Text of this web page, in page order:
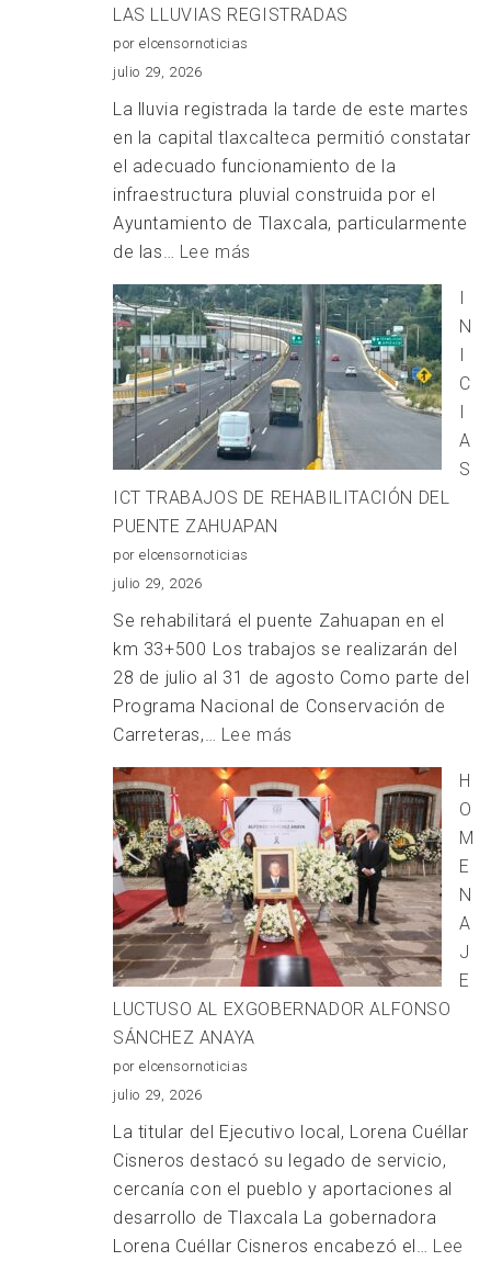
LAS LLUVIAS REGISTRADAS
por elcensornoticias
julio 29, 2026
La lluvia registrada la tarde de este martes
en la capital tlaxcalteca permitió constatar
el adecuado funcionamiento de la
infraestructura pluvial construida por el
Ayuntamiento de Tlaxcala, particularmente
de las… Lee más
INFRAESTRUCTURA
PLUVIAL
DE
TLAXCALA
RESPONDE
DE
MANERA
ANTE
LAS
I
N
I
C
I
A
S
ICT TRABAJOS DE REHABILITACIÓN DEL
PUENTE ZAHUAPAN
por elcensornoticias
julio 29, 2026
Se rehabilitará el puente Zahuapan en el
km 33+500 ⁠Los trabajos se realizarán del
28 de julio al 31 de agosto Como parte del
Programa Nacional de Conservación de
Carreteras,… Lee más
INICIA
SICT
TRABAJOS
DE
REHABILITACIÓN
DEL
PUENTE
ZAHUAPAN
H
O
M
E
N
A
J
E
LUCTUSO AL EXGOBERNADOR ALFONSO
SÁNCHEZ ANAYA
por elcensornoticias
julio 29, 2026
La titular del Ejecutivo local, Lorena Cuéllar
Cisneros destacó su legado de servicio,
cercanía con el pueblo y aportaciones al
desarrollo de Tlaxcala La gobernadora
Lorena Cuéllar Cisneros encabezó el… Lee